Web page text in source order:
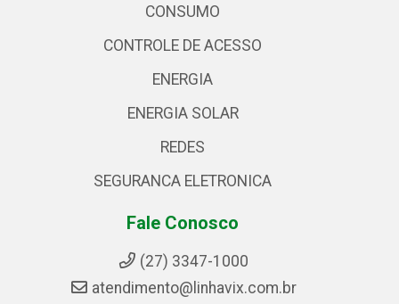
CONSUMO
CONTROLE DE ACESSO
ENERGIA
ENERGIA SOLAR
REDES
SEGURANCA ELETRONICA
Fale Conosco
(27) 3347-1000
atendimento@linhavix.com.br